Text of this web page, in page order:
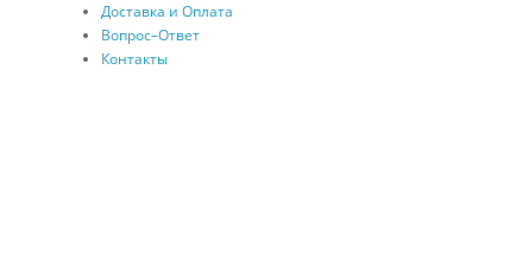
Доставка и Оплата
Вопрос–Ответ
Контакты